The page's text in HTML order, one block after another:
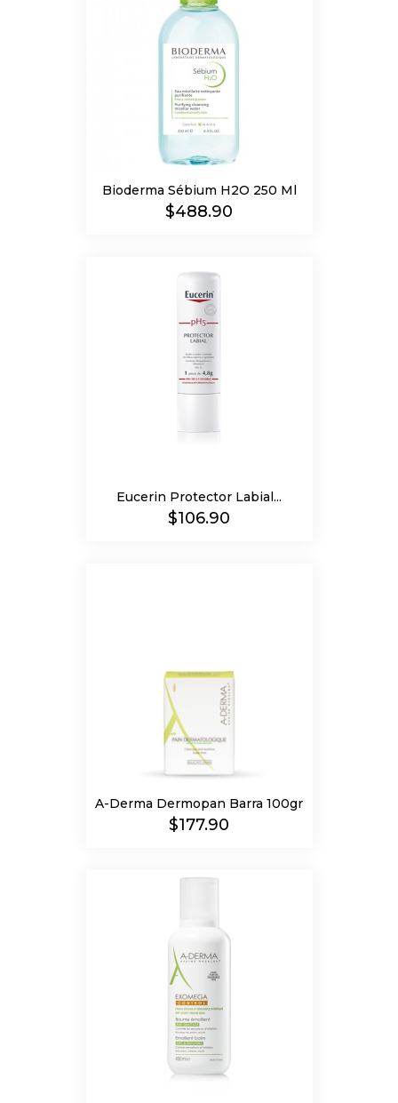
Bioderma Sébium H2O 250 Ml
Precio
$488.90
Eucerin Protector Labial...
Precio
$106.90
A-Derma Dermopan Barra 100gr
Precio
$177.90